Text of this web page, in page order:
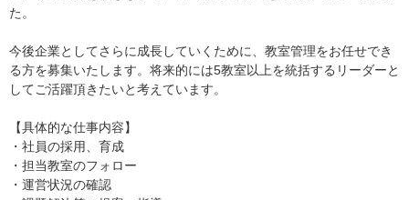
た。
今後企業としてさらに成長していくために、教室管理をお任せでき
る方を募集いたします。将来的には5教室以上を統括するリーダーと
してご活躍頂きたいと考えています。
【具体的な仕事内容】
・社員の採用、育成
・担当教室のフォロー
・運営状況の確認